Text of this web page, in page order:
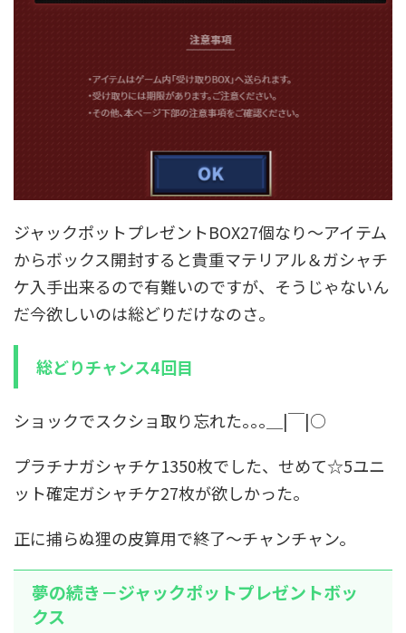
ジャックポットプレゼントBOX27個なり～アイテム
からボックス開封すると貴重マテリアル＆ガシャチ
ケ入手出来るので有難いのですが、そうじゃないん
だ今欲しいのは総どりだけなのさ。
総どりチャンス4回目
ショックでスクショ取り忘れた｡｡｡＿|￣|○
プラチナガシャチケ1350枚でした、せめて☆5ユニ
ット確定ガシャチケ27枚が欲しかった。
正に捕らぬ狸の皮算用で終了～チャンチャン。
夢の続き－ジャックポットプレゼントボッ
クス